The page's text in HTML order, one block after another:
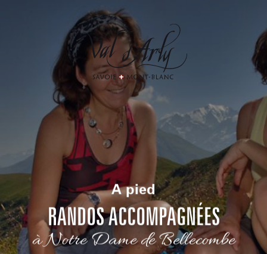
A pied
RANDOS ACCOMPAGNÉES
à Notre Dame de Bellecombe